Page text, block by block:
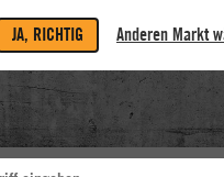
JA, RICHTIG Anderen Markt